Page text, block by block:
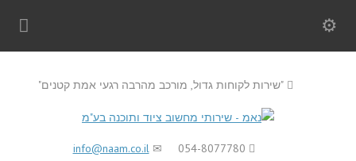
"שירות לקוחות גדול, מורכב מהרבה רגעי אמת קטנים"
info@naam.co.il